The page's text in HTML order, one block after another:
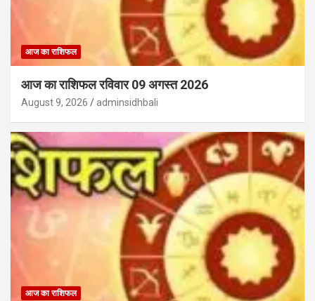
आज का राशिफल
आज का राशिफल रविवार 09 अगस्त 2026
August 9, 2026 adminsidhbali
आज का राशिफल